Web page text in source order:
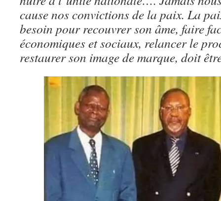
cause nos convictions de la paix. La
besoin pour recouvrer son âme, faire
économiques et sociaux, relancer le
restaurer son image de marque, doit